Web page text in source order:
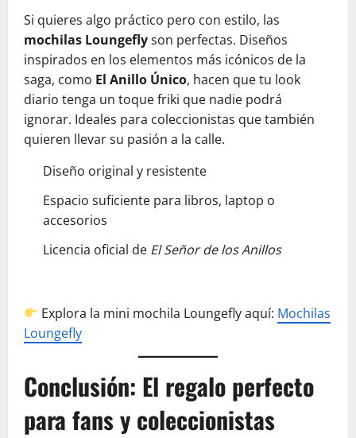
Si quieres algo práctico pero con estilo, las
mochilas Loungeflyson perfectas. Diseños
inspirados en los elementos más icónicos de la
saga, como El Anillo Único, hacen que tu look
diario tenga un toque friki que nadie podrá
ignorar. Ideales para coleccionistas que también
quieren llevar su pasión a la calle.
Diseño original y resistente
Espacio suficiente para libros, laptop o
accesorios
Licencia oficial de El Señor de los Anillos
Explora la mini mochila Loungefly aquí: Mochilas
Loungefly
Conclusión: El regalo perfecto
para fans y coleccionistas